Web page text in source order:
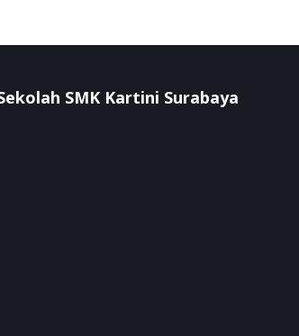
SMK Kartini Surabaya